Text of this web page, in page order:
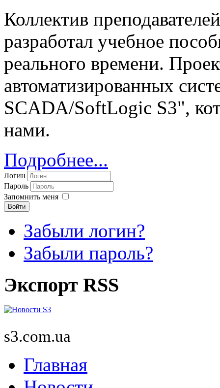
Коллектив
разработал учебное
реального времени.
автоматизированных
SCADA/SoftLogic S3",
нами.
Подробнее...
Логин
Пароль
Запомнить меня
Войти
Забыли логин?
Забыли пароль?
Экспорт RSS
s3.com.ua
Главная